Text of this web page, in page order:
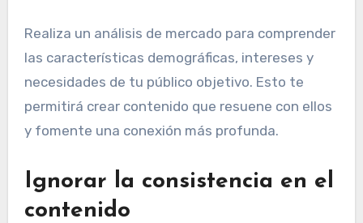
Realiza un análisis de mercado para comprender
las características demográficas, intereses y
necesidades de tu público objetivo. Esto te
permitirá crear contenido que resuene con ellos
y fomente una conexión más profunda.
Ignorar la consistencia en el
contenido